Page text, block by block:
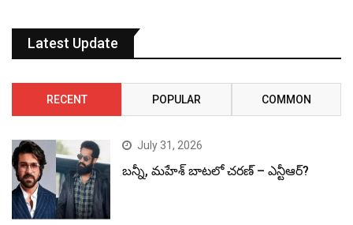
Latest Update
RECENT POPULAR COMMON
July 31, 2026
బన్నీ, మహేశ్ బాటలో చరణ్ – ఎన్టీఆర్?